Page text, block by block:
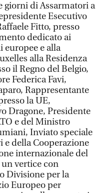
giorni di Assarmatori a
Esecutivo
Fitto, presso
dedicato ai
e alla
alla Residenza
il Regno del Belgio,
Federica Favi,
Rappresentante
la UE,
Dragone, Presidente
e del Ministro
Inviato speciale
e della Cooperazione
internazionale del
un vertice con
Divisione per la
Europeo per